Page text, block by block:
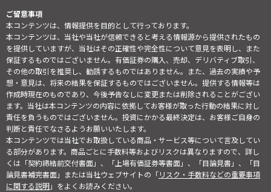
ご留意事項
本コンテンツは、情報提供を目的として行っております。
本コンテンツは、当社や当社が信頼できると考える情報源から提供されたもの
を提供していますが、当社はその正確性や完全性について意見を表明し、また
保証するものではございません。有価証券の購入、売却、デリバティブ取引、
その他の取引を推奨し、勧誘するものではありません。また、過去の実績や予
想・意見は、将来の結果を保証するものではございません。提供する情報等は
作成時現在のものであり、今後予告なしに変更または削除されることがござい
ます。当社は本コンテンツの内容に依拠してお客様が取った行動の結果に対し
責任を負うものではございません。投資にかかる最終決定は、お客様ご自身の
判断と責任でなさるようお願いいたします。
本コンテンツでは当社でお取扱している商品・サービス等について言及してい
る部分があります。商品ごとに手数料等およびリスクは異なりますので、詳し
くは「契約締結前交付書面」、「上場有価証券等書面」、「目論見書」、「目
論見書補完書面」または当社ウェブサイトの「リスク・手数料などの重要事項
に関する説明」をよくお読みください。